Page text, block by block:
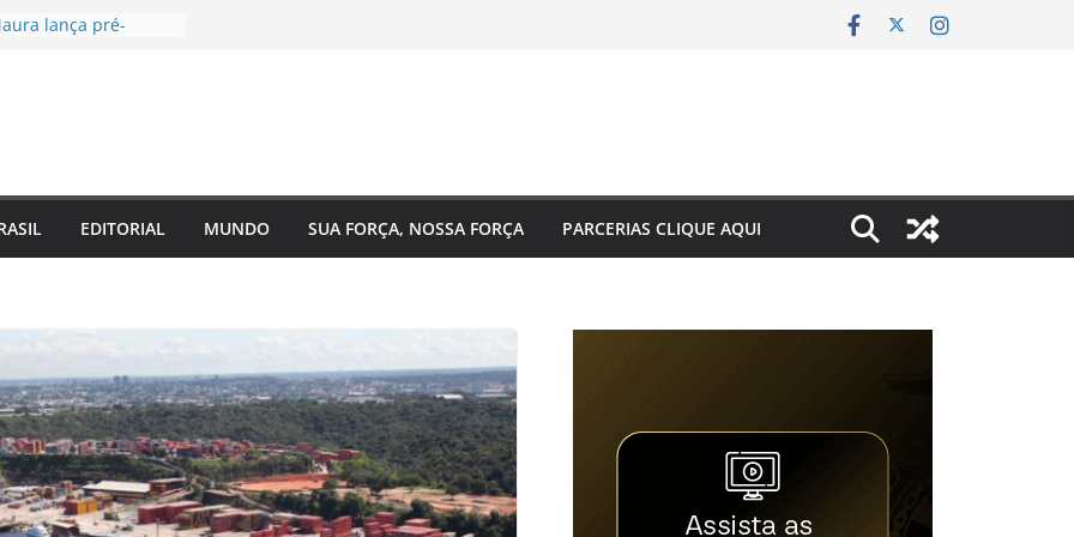
lança pré-
social
EUA e Bélgica
Eixo 2 do Plano
Amazonas e reforça
o
do estado
nas ruas e
reforma urgente
ônibus e
para
em Manaus
EDITORIAL MUNDO SUA FORÇA, NOSSA FORÇA PARCERIAS CLIQUE AQUI